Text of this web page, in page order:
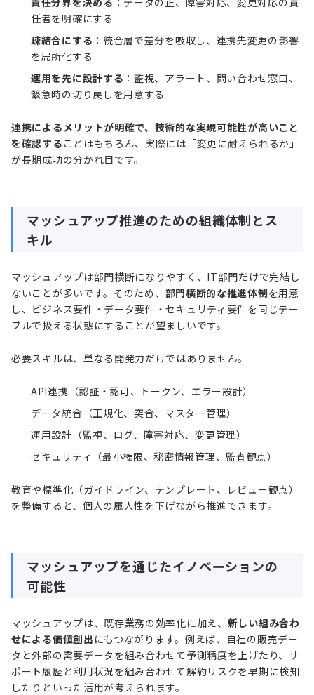
任者を明確にする
疎結合にする ：統合層で差分を吸収し、連携先変更の影響
を局所化する
運用を先に設計する ：監視、アラート、問い合わせ窓口、
緊急時の切り戻しを用意する
連携によるメリットが明確で、技術的な実現可能性が高いこと
を確認する ことはもちろん、実際には「変更に耐えられるか」
が長期成功の分かれ目です。
マッシュアップ推進のための組織体制とス
キル
マッシュアップは部門横断になりやすく、IT部門だけで完結し
ないことが多いです。そのため、 部門横断的な推進体制を用意
し、ビジネス要件・データ要件・セキュリティ要件を同じテー
ブルで扱える状態にすることが望ましいです。
必要スキルは、単なる開発力だけではありません。
API連携（認証・認可、トークン、エラー設計）
データ統合（正規化、突合、マスター管理）
運用設計（監視、ログ、障害対応、変更管理）
セキュリティ（最小権限、秘密情報管理、監査観点）
教育や標準化（ガイドライン、テンプレート、レビュー観点）
を整備すると、個人の属人性を下げながら推進できます。
マッシュアップを通じたイノベーションの
可能性
マッシュアップは、既存業務の効率化に加え、 新しい組み合わ
せによる価値創出 にもつながります。例えば、自社の販売デー
タと外部の需要データを組み合わせて予測精度を上げたり、サ
ポート履歴と利用状況を組み合わせて解約リスクを早期に検知
したりといった活用が考えられます。